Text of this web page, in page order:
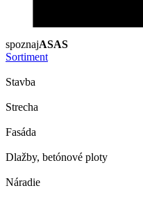
spoznajASAS
Sortiment
Stavba
Strecha
Fasáda
Dlažby, betónové ploty
Náradie